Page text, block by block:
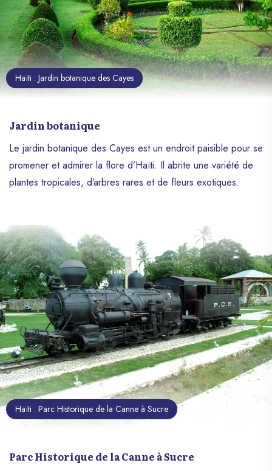
Haïti : Jardin botanique des Cayes
Jardin botanique
Le jardin botanique des Cayes est un endroit paisible pour se
promener et admirer la flore d’Haïti. Il abrite une variété de
plantes tropicales, d’arbres rares et de fleurs exotiques.
Haïti : Parc Historique de la Canne à Sucre
Parc Historique de la Canne à Sucre